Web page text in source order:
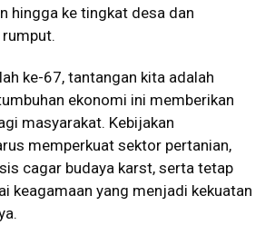
hingga ke tingkat desa dan
ke-67, tantangan kita adalah
ekonomi ini memberikan
masyarakat. Kebijakan
memperkuat sektor pertanian,
cagar budaya karst, serta tetap
keagamaan yang menjadi kekuatan